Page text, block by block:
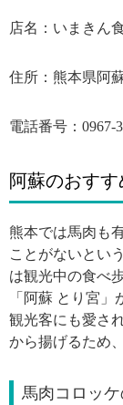
店名：いまきん
住所：熊本県阿
電話番号：0967-
阿蘇のおす
熊本では馬肉も
ことがないとい
は観光中の食べ
「阿蘇 とり宮
観光客にも愛さ
から揚げるため
馬肉コロッ